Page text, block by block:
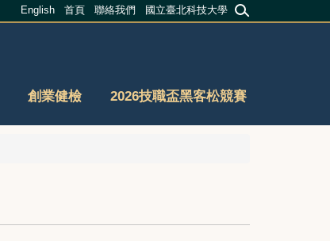
創業健檢 2026技職盃黑客松競賽
English 首頁 聯絡我們 國立臺北科技大學